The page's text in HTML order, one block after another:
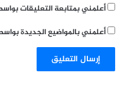
أعلمني بمتابعة التعليقات
أعلمني بالمواضيع الجديدة